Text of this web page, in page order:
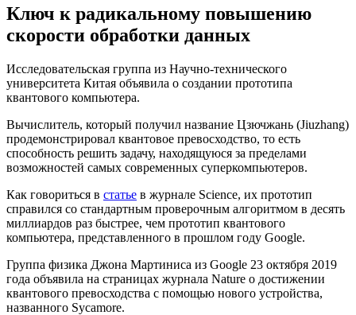
Ключ к радикальному повышению
скорости обработки данных
Исследовательская группа из Научно-технического
университета Китая объявила о создании прототипа
квантового компьютера.
Вычислитель, который получил название Цзючжань (Jiuzhang)
продемонстрировал квантовое превосходство, то есть
способность решить задачу, находящуюся за пределами
возможностей самых современных суперкомпьютеров.
Как говориться в статье в журнале Science, их прототип
справился со стандартным проверочным алгоритмом в десять
миллиардов раз быстрее, чем прототип квантового
компьютера, представленного в прошлом году Google.
Группа физика Джона Мартиниса из Google 23 октября 2019
года объявила на страницах журнала Nature о достижении
квантового превосходства с помощью нового устройства,
названного Sycamore.